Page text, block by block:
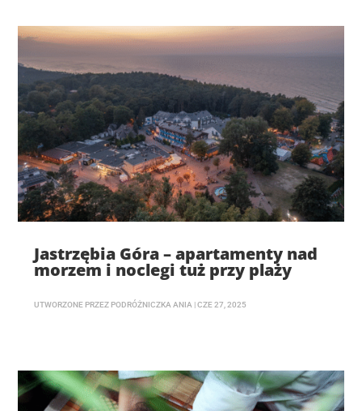
Jastrzębia Góra – apartamenty nad
morzem i noclegi tuż przy plaży
UTWORZONE PRZEZ PODRÓŻNICZKA ANIA |CZE 27, 2025